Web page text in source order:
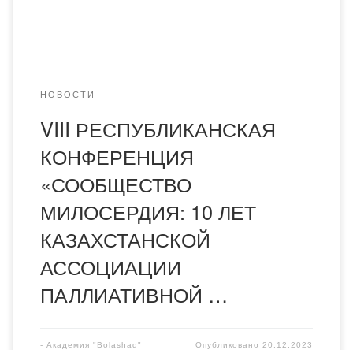
НОВОСТИ
VIII РЕСПУБЛИКАНСКАЯ
КОНФЕРЕНЦИЯ
«СООБЩЕСТВО
МИЛОСЕРДИЯ: 10 ЛЕТ
КАЗАХСТАНСКОЙ
АССОЦИАЦИИ
ПАЛЛИАТИВНОЙ …
- Академия "Bolashaq" Опубликовано20.12.2023